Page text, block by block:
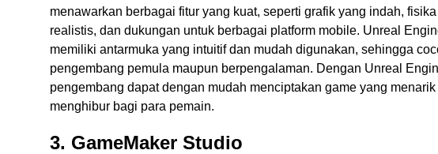
menawarkan berbagai fitur yang kuat, seperti grafik yang indah,
realistis, dan dukungan untuk berbagai platform mobile. Unreal
memiliki antarmuka yang intuitif dan mudah digunakan, sehingga
pengembang pemula maupun berpengalaman. Dengan Unreal
pengembang dapat dengan mudah menciptakan game yang menarik
menghibur bagi para pemain.
3. GameMaker Studio